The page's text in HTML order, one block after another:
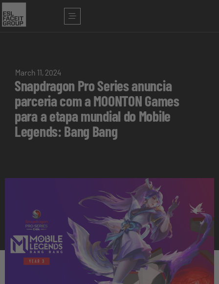
March 11, 2024
Snapdragon Pro Series anuncia
parceria com a MOONTON Games
para a etapa mundial do Mobile
Legends: Bang Bang